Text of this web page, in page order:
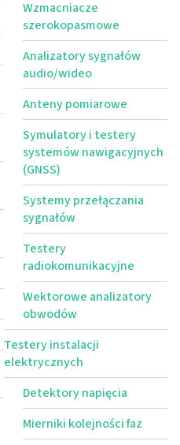
Wzmacniacze
szerokopasmowe
Analizatory sygnałów
audio/wideo
Anteny pomiarowe
Symulatory i testery
systemów nawigacyjnych
(GNSS)
Systemy przełączania
sygnałów
Testery
radiokomunikacyjne
Wektorowe analizatory
obwodów
Testery instalacji
elektrycznych
Detektory napięcia
Mierniki kolejności faz